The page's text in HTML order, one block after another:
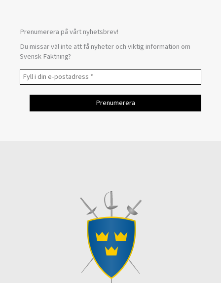
Prenumerera på vårt nyhetsbrev!
Du missar väl inte att få nyheter och viktig information om
Svensk Fäktning?